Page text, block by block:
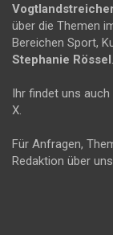
über die Themen
Bereichen Sport,
Stephanie Rössel .
Ihr findet uns
X.
Für Anfragen,
Redaktion über